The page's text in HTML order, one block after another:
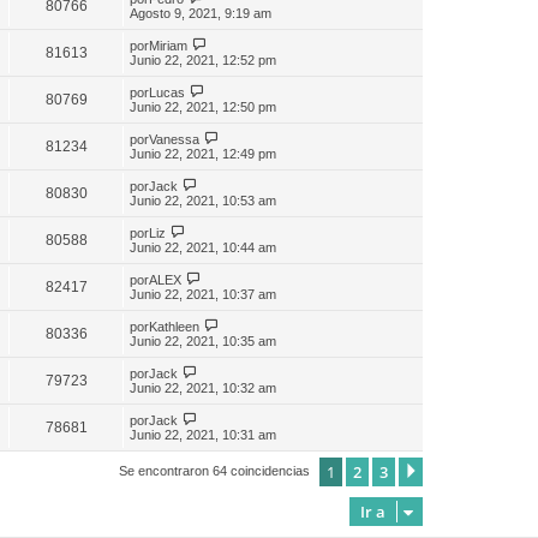
80766
Agosto 9, 2021, 9:19 am
81613 porMiriam
Junio 22, 2021, 12:52 pm
80769 porLucas
Junio 22, 2021, 12:50 pm
81234 porVanessa
Junio 22, 2021, 12:49 pm
80830 porJack
Junio 22, 2021, 10:53 am
80588 porLiz
Junio 22, 2021, 10:44 am
82417 porALEX
Junio 22, 2021, 10:37 am
80336 porKathleen
Junio 22, 2021, 10:35 am
79723 porJack
Junio 22, 2021, 10:32 am
78681 porJack
Junio 22, 2021, 10:31 am
Se encontraron 64 coincidencias 1 2 3
Ir a